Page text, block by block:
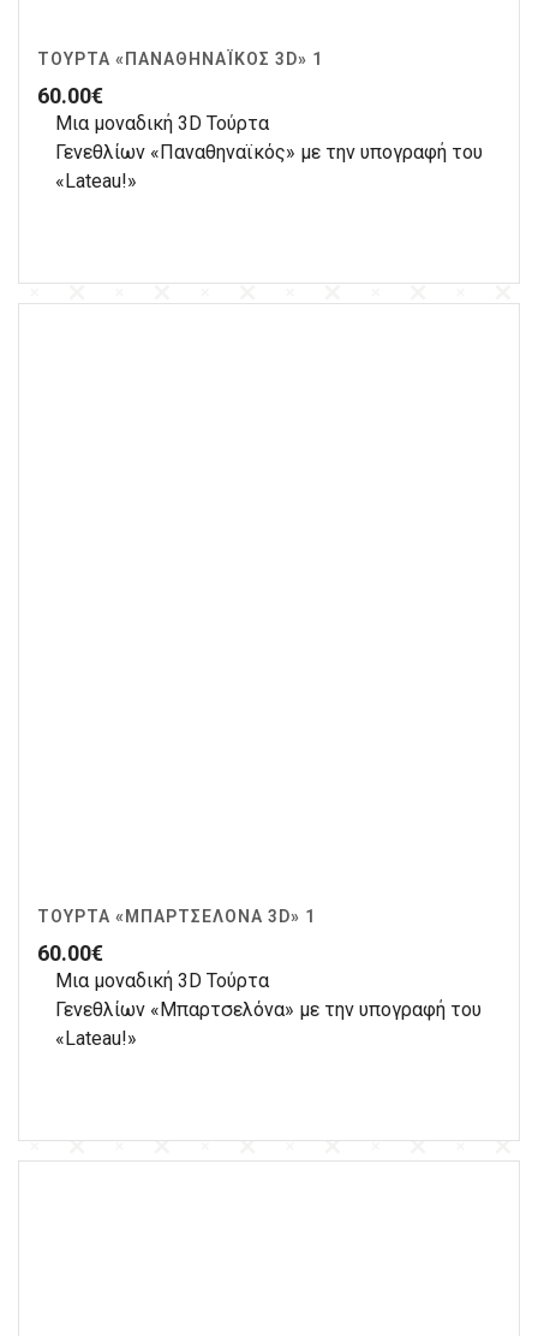
ΤΟΎΡΤΑ «ΠΑΝΑΘΗΝΑΪΚΌΣ 3D» 1
60.00€
Μια μοναδική 3D Τούρτα
Γενεθλίων «Παναθηναϊκός» με την υπογραφή του
«Lateau!»
ΤΟΎΡΤΑ «ΜΠΑΡΤΣΕΛΌΝΑ 3D» 1
60.00€
Μια μοναδική 3D Τούρτα
Γενεθλίων «Μπαρτσελόνα» με την υπογραφή του
«Lateau!»